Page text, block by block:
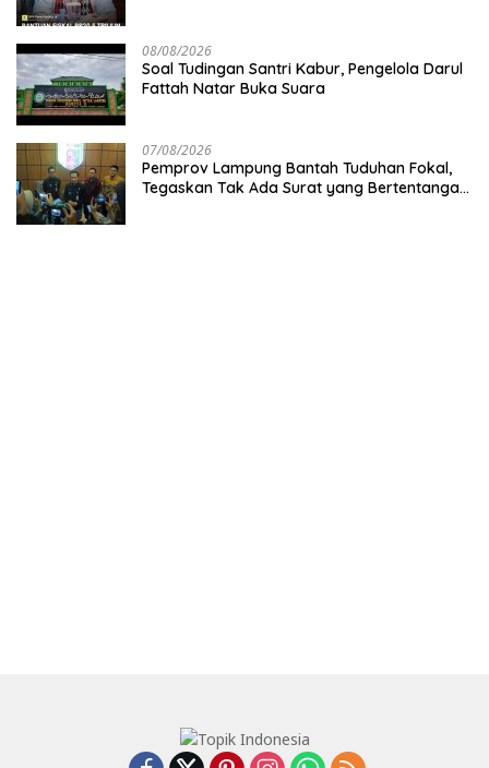
08/08/2026
Soal Tudingan Santri Kabur, Pengelola Darul
Fattah Natar Buka Suara
07/08/2026
Pemprov Lampung Bantah Tuduhan Fokal,
Tegaskan Tak Ada Surat yang Bertentangan